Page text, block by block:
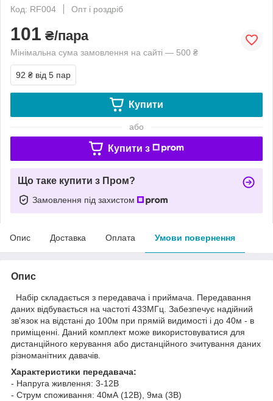
Код: RF004
Опт і роздріб
101 ₴/пара
Мінімальна сума замовлення на сайті — 500 ₴
92 ₴ від 5 пар
Купити
або
Купити з
Що таке купити з Пром?
Замовлення під захистом
Опис Доставка Оплата Умови повернення
Опис
Набір складається з передавача і приймача . Передавання
даних відбувається на частоті 433МГц. Забезпечує надійний
зв'язок на відстані до 100м при прямій видимості і до 40м - в
приміщенні. Даний комплект може використовуватися для
дистанційного керування або дистанційного зчитування даних
різноманітних давачів.
Характеристики передавача:
- Напруга живлення: 3-12В
- Струм споживання: 40мА (12В) 9ма (3В)